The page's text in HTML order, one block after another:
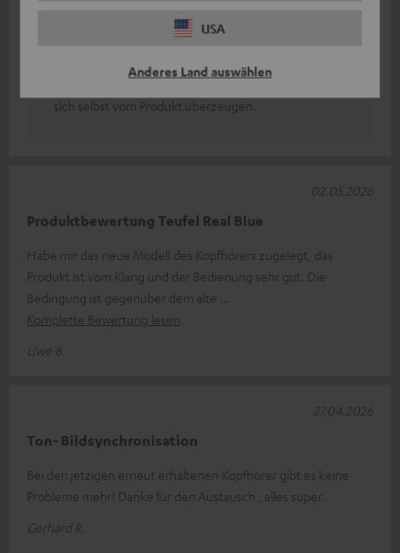
USA
Anderes Land auswählen
sollte es zu Problemen mit dem Tragekomfort
kommen, kann man innerhalb dieser Frist vom Kauf
Somit geht man beim Kauf kein Risiko ein und kann
sich selbst vom Produkt überzeugen.
Produktbewertung Teufel Real Blue
Habe mir das neue Modell des Kopfhörers zugelegt, das
Produkt ist vom Klang und der Bedienung sehr gut. Die
Bedingung ist gegenüber dem alte
Komplette Bewertung lesen
Uwe B.
02.05.2026
Ton- Bildsynchronisation
Bei den jetzigen erneut erhaltenen Kopfhörer gibt es keine
Probleme mehr! Danke für den Austausch , alles super.
Gerhard R.
27.04.2026